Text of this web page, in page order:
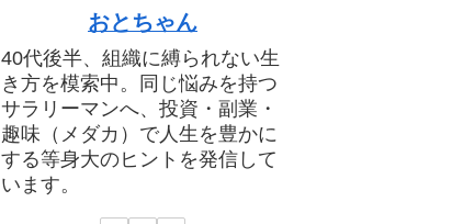
おとちゃん
40代後半、組織に縛られない生
き方を模索中。同じ悩みを持つ
サラリーマンへ、投資・副業・
趣味（メダカ）で人生を豊かに
する等身大のヒントを発信して
います。